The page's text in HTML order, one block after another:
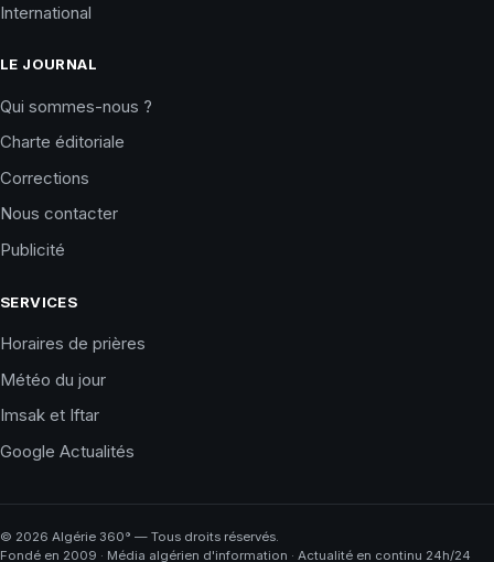
International
LE JOURNAL
Qui sommes-nous ?
Charte éditoriale
Corrections
Nous contacter
Publicité
SERVICES
Horaires de prières
Météo du jour
Imsak et Iftar
Google Actualités
© 2026 Algérie 360° — Tous droits réservés.
Fondé en 2009 · Média algérien d'information · Actualité en continu 24h/24